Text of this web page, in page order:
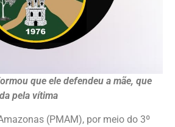
que ele defendeu a mãe, que
pela vítima
(PMAM), por meio do 3º